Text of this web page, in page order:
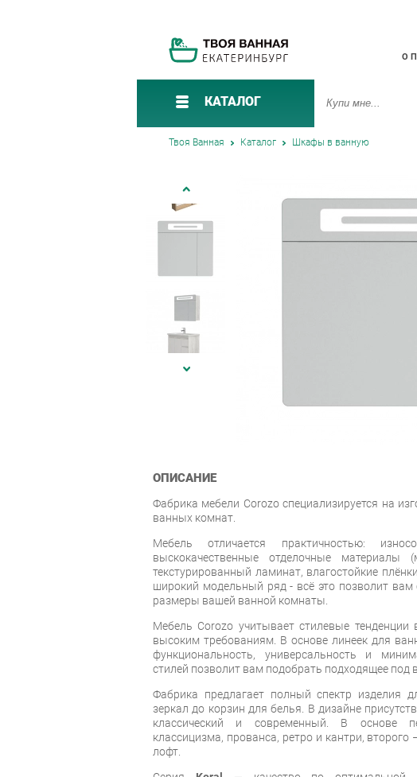
О
КАТАЛОГ
Твоя Ванная Каталог Шкафы в ванную
ОПИСАНИЕ
Фабрика мебели Corozo специализируется на
ванных комнат.
Мебель отличается практичностью:
выскокачественные отделочные материалы
текстурированный ламинат, влагостойкие
широкий модельный ряд - всё это позволит вам
размеры вашей ванной комнаты.
Мебель Corozo учитывает стилевые тенденции
высоким требованиям. В основе линеек для
функциональность, универсальность и
стилей позволит вам подобрать подходящее под
Фабрика предлагает полный спектр изделия
зеркал до корзин для белья. В дизайне
классический и современный. В основе
классицизма, прованса, ретро и кантри,
лофт.